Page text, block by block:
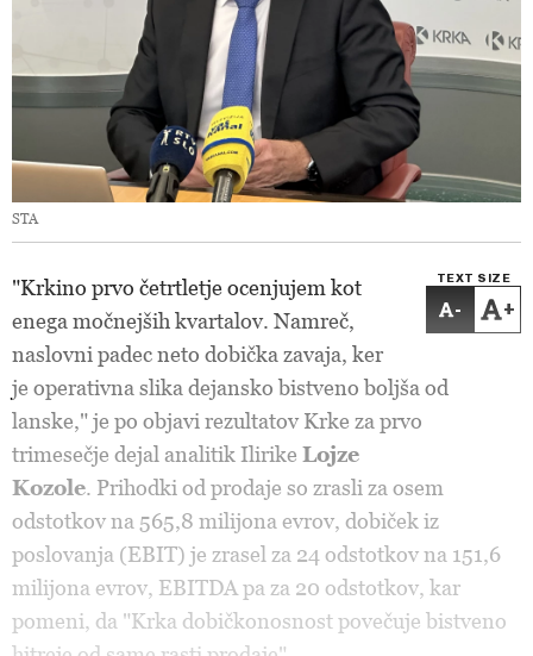
STA
TEXT SIZE
- +
"Krkino prvo četrtletje ocenjujem kot
enega močnejših kvartalov. Namreč,
naslovni padec neto dobička zavaja, ker
je operativna slika dejansko bistveno boljša od
lanske," je po objavi rezultatov Krke za prvo
trimesečje dejal analitik Ilirike Lojze
Kozole. Prihodki od prodaje so zrasli za osem
odstotkov na 565,8 milijona evrov, dobiček iz
poslovanja (EBIT) je zrasel za 24 odstotkov na 151,6
milijona evrov, EBITDA pa za 20 odstotkov, kar
pomeni, da "Krka dobičkonosnost povečuje bistveno